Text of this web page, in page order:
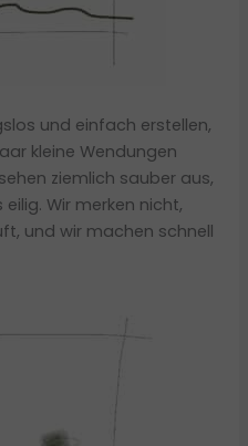
und einfach erstellen,
kleine Wendungen
ziemlich sauber aus,
Wir merken nicht,
und wir machen schnell